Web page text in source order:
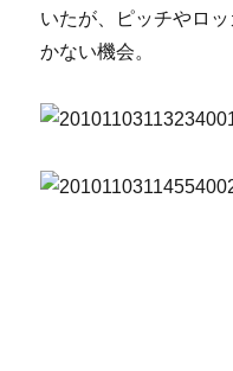
いたが、ピッチやロ
かない機会。